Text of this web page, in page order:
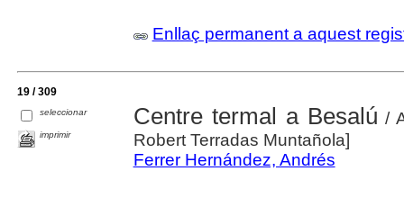
Enllaç permanent a aquest
19 / 309
seleccionar
imprimir
Centre termal a Besalú /
Robert Terradas Muntañola]
Ferrer Hernández, Andrés